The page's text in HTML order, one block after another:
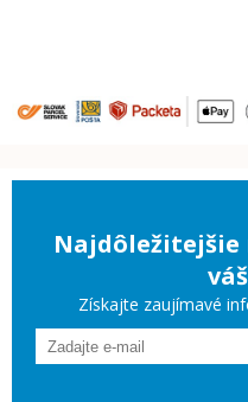
Získajte zaujímavé